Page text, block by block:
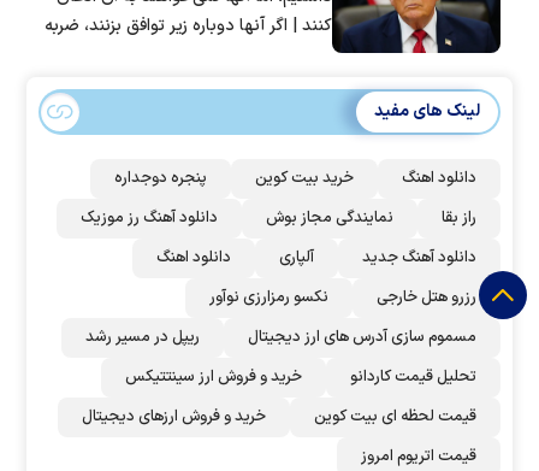
کنند | اگر آنها دوباره زیر توافق بزنند، ضربه
لینک های مفید
دانلود اهنگ خرید بیت کوین
پنجره دوجداره
راز بقا
نمایندگی مجاز بوش
دانلود آهنگ رز‌ موزیک
دانلود آهنگ جدید
آلپاری
دانلود اهنگ
رزرو هتل خارجی
نکسو رمزارزی نوآور
مسموم سازی آدرس های ارز دیجیتال
ریپل در مسیر رشد
تحلیل قیمت کاردانو
خرید و فروش ارز سینتتیکس
قیمت لحظه ای بیت کوین
خرید و فروش ارزهای دیجیتال
قیمت اتریوم امروز